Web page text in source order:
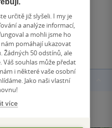
hodnocení
určitě již slyšeli. I my je
a analýze informací,
a mohli jsme ho
nám pomáhají ukazovat
Žádných 50 odstínů, ale
Váš souhlas může předat
i některé vaše osobní
Jako naši vlastní
více